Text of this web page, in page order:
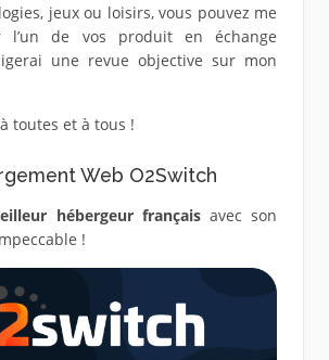
jeux ou loisirs, vous pouvez me
l’un de vos produit en échange
une revue objective sur mon
toutes et à tous !
Web O2Switch
hébergeur françaisavec son
!